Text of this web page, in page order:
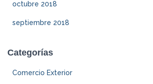
octubre 2018
septiembre 2018
Categorías
Comercio Exterior